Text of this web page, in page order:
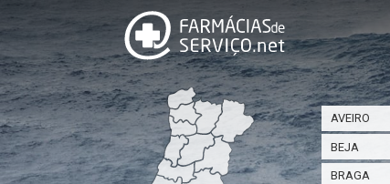
AVEIRO
BEJA
BRAGA